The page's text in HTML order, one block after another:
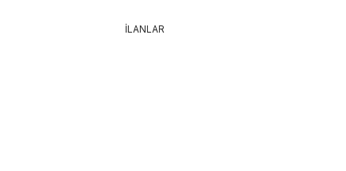
İLANLAR